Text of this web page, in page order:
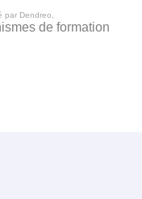
par Dendreo,
de formation